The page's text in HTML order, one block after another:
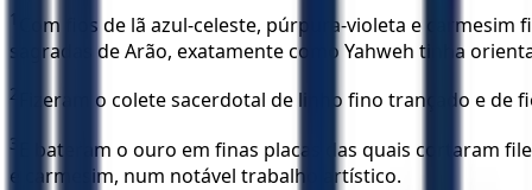
1
Com fios de lã azul-celeste, púrpura-violeta e
sagradas de Arão, exatamente como Yahweh tinha
2 Fizeram o colete sacerdotal de linho fino trançado e
3
E bateram o ouro em finas placas das quais cortaram
e carmesim, num notável trabalho artístico.